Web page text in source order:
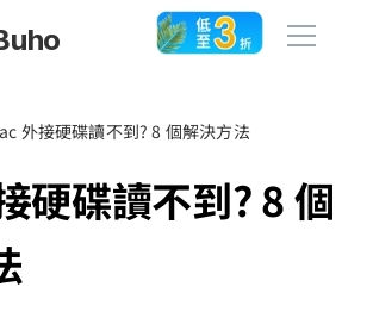
外接硬碟讀不到? 8 個解決方法
硬碟讀不到? 8 個